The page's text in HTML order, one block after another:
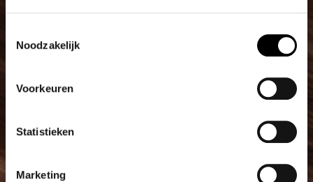
Noodzakelijk
Voorkeuren
Statistieken
Marketing